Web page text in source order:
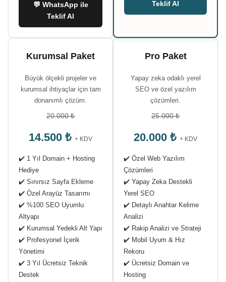
💬 WhatsApp ile
Teklif Al
Teklif Al
Kurumsal Paket
Büyük ölçekli projeler ve
kurumsal ihtiyaçlar için tam
donanımlı çözüm.
20.000 ₺
14.500 ₺ + KDV
✔️ 1 Yıl Domain + Hosting
Hediye
✔️ Sınırsız Sayfa Ekleme
✔️ Özel Arayüz Tasarımı
✔️ %100 SEO Uyumlu
Altyapı
✔️ Kurumsal Yedekli Alt Yapı
✔️ Profesyonel İçerik
Yönetimi
✔️ 3 Yıl Ücretsiz Teknik
Destek
Pro Paket
Yapay zeka odaklı yerel
SEO ve özel yazılım
çözümleri.
25.000 ₺
20.000 ₺ + KDV
✔️ Özel Web Yazılım
Çözümleri
✔️ Yapay Zeka Destekli
Yerel SEO
✔️ Detaylı Anahtar Kelime
Analizi
✔️ Rakip Analizi ve Strateji
✔️ Mobil Uyum & Hız
Rekoru
✔️ Ücretsiz Domain ve
Hosting